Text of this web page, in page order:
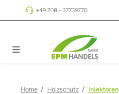
Zum Hauptinhalt springen
+49 208 - 37739770
Home / Holzschutz / Injektoren